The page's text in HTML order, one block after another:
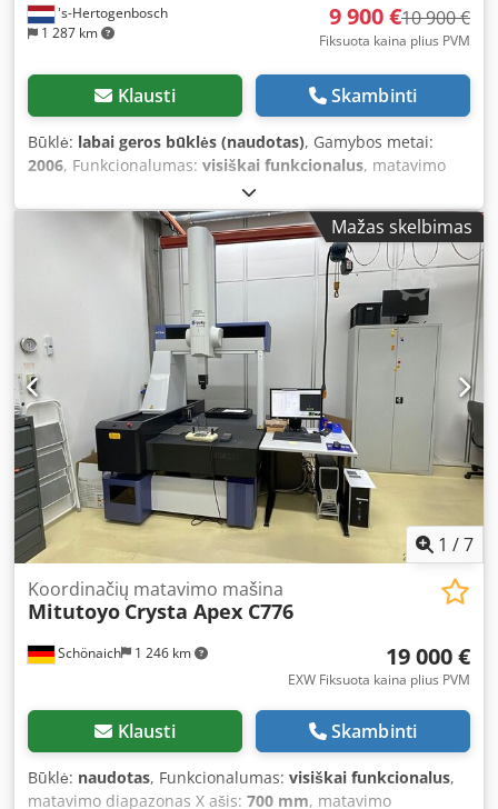
's-Hertogenbosch
1 287 km
9 900 €10 900 €
Fiksuota kaina plius PVM
Klausti Skambinti
Būklė: labai geros būklės (naudotas), Gamybos metai:
2006, Funkcionalumas: visiškai funkcionalus, matavimo
, matavimo diapazonas Y ašis:
405 mm, matavimo diapazonas Z ašis:405 mm, Mitutoyo
Crysta Apex C544 gamybos metai 2006 x, y, z 505 x 405 x
405 mm Dodpey R A Apsfx Aggjwa rankinis matavimo
zondų laikymas tvirtinimo plokštė kalibravimo rutulys 5
matavimo zondai Renishaw TP 200 PH 6M jutiklio galvutė
įsk. kompiuterį, programinę įrangą, raktą ir dokumentaciją
mašina pajungta prie elektros patikrai
Mažas skelbimas
1 /7
Schönaich 1 246 km
Koordinačių matavimo mašina
Mitutoyo Crysta Apex C776
19 000 €
EXW Fiksuota kaina plius PVM
Klausti Skambinti
Būklė: naudotas, Funkcionalumas: visiškai funkcionalus,
matavimo diapazonas X ašis: 700 mm, matavimo